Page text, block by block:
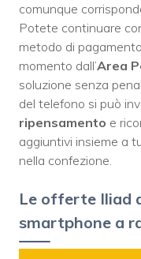
comunque
Potete continuare
metodo di
momento dall’Area
soluzione senza
del telefono si può
ripensamento e
aggiuntivi insieme a
nella confezione.
Le offerte Iliad
smartphone a